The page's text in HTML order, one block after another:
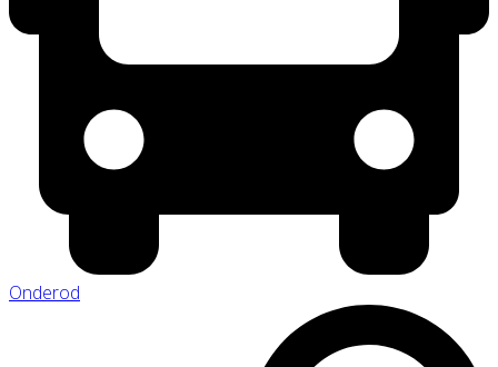
Onderod